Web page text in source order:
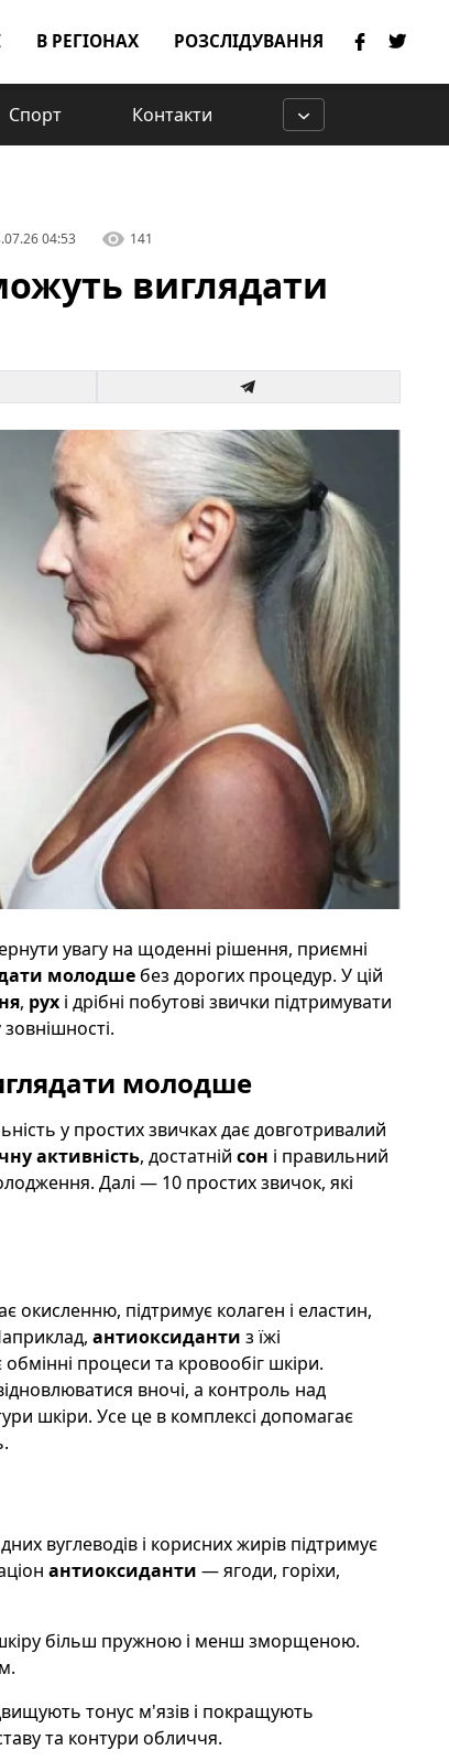
В РЕГІОНАХ РОЗСЛІДУВАННЯ
Спорт Контакти
04:53 141
виглядати
увагу на щоденні рішення, приємні
молодшебез дорогих процедур. У цій
, рухі дрібні побутові звички підтримувати
молодше
у простих звичках дає довготривалий
активність, достатній сон і правильний
Далі — 10 простих звичок, які
окисленню, підтримує колаген і еластин,
антиоксиданти з їжі
процеси та кровообіг шкіри.
вночі, а контроль над
шкіри. Усе це в комплексі допомагає
вуглеводів і корисних жирів підтримує
антиоксиданти — ягоди, горіхи,
більш пружною і менш зморщеною.
тонус м'язів і покращують
та контури обличчя.